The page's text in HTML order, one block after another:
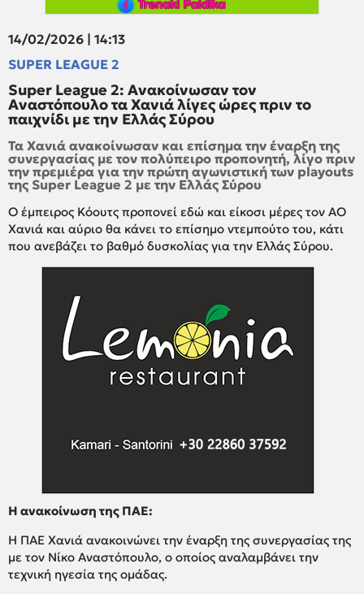
14/02/2026 | 14:13
SUPER LEAGUE 2
Super League 2: Ανακοίνωσαν τον
Αναστόπουλο τα Χανιά λίγες ώρες πριν το
παιχνίδι με την Ελλάς Σύρου
Τα Χανιά ανακοίνωσαν και επίσημα την έναρξη της
συνεργασίας με τον πολύπειρο προπονητή, λίγο πριν
την πρεμιέρα για την πρώτη αγωνιστική των playouts
της Super League 2 με την Ελλάς Σύρου
Ο έμπειρος Κόουτς προπονεί εδώ και είκοσι μέρες τον ΑΟ
Χανιά και αύριο θα κάνει το επίσημο ντεμπούτο του, κάτι
που ανεβάζει το βαθμό δυσκολίας για την Ελλάς Σύρου.
Η ανακοίνωση της ΠΑΕ:
Η ΠΑΕ Χανιά ανακοινώνει την έναρξη της συνεργασίας της
με τον Νίκο Αναστόπουλο, ο οποίος αναλαμβάνει την
τεχνική ηγεσία της ομάδας.